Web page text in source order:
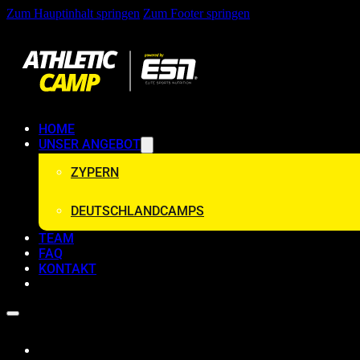
Zum Hauptinhalt springen Zum Footer springen
HOME
UNSER ANGEBOT
ZYPERN
DEUTSCHLANDCAMPS
TEAM
FAQ
KONTAKT